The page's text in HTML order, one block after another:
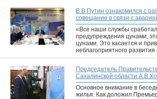
В.В.Путин ознакомился с
совещание в связи с
«Все наши службы
предупреждения цунами,
цунами. Это касается и
неблагоприятного
Председатель
Сахалинской области
Основное внимание в
жилья. Как доложил